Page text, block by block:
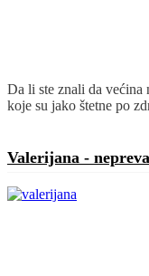
Da li ste znali da većina
koje su jako štetne po
Valerijana -